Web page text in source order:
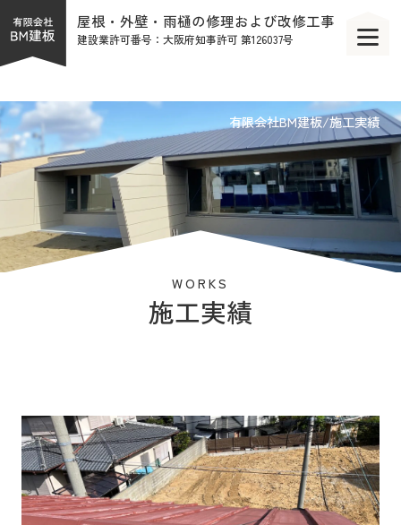
屋根・外壁・雨樋の修理および改修工事
建設業許可番号：大阪府知事許可 第126037号
BM建板の強み 工事について
施工実績 屋根の基礎知識
会社案内 採用情報
プライバシーポリシー
有限会社BM建板
有限会社BM建板 施工実績
WORKS
施工実績